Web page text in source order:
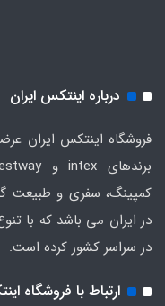
درباره اینتکس ایران
فروشگاه اینتکس ایران
کمپینگ، سفری و طبیعت
در ایران می باشد که با
در سراسر کشور کرده است.
ارتباط با فروشگاه